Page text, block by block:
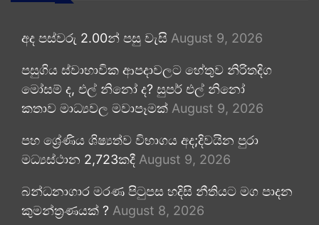
අද පස්වරු 2.00න් පසු වැසි August 9, 2026
පසුගිය ස්වාභාවික ආපදාවලට හේතුව නිරිතදිග
මෝසම් ද, එල් නිනෝ ද? සුපර් එල් නිනෝ
කතාව මාධ්‍යවල මවාපෑමක් August 9, 2026
පහ ශ්‍රේණිය ශිෂ්‍යත්ව විභාගය අද;දිවයින පුරා
මධ්‍යස්ථාන 2,723කදී August 9, 2026
බන්ධනාගාර මරණ පිටුපස හදිසි නීතියට මග පාදන
කුමන්ත්‍රණයක් ? August 8, 2026